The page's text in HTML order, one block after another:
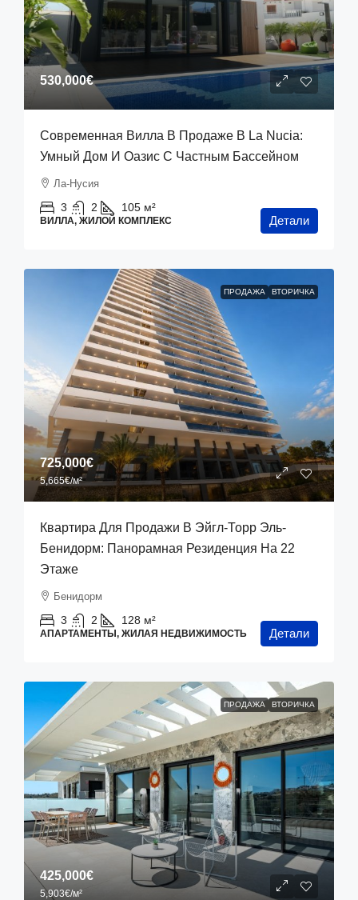
530,000€
Современная Вилла В Продаже В La Nucia:
Умный Дом И Оазис С Частным Бассейном
Ла-Нусия
3 2 105 м²
ВИЛЛА, ЖИЛОЙ КОМПЛЕКС Детали
ПРОДАЖА ВТОРИЧКА
725,000€
5,665€/м²
Квартира Для Продажи В Эйгл-Торр Эль-
Бенидорм: Панорамная Резиденция На 22
Этаже
Бенидорм
3 2 128 м²
АПАРТАМЕНТЫ, ЖИЛАЯ НЕДВИЖИМОСТЬ Детали
ПРОДАЖА ВТОРИЧКА
425,000€
5,903€/м²